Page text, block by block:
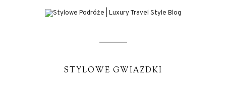
STYLOWE GWIAZDKI